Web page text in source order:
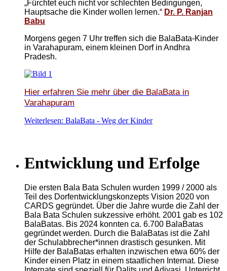
„Fürchtet euch nicht vor schlechten Bedingungen,
Hauptsache die Kinder wollen lernen.“ Dr. P. Ranjan
Babu
Morgens gegen 7 Uhr treffen sich die BalaBata-Kinder
in Varahapuram, einem kleinen Dorf in Andhra
Pradesh.
Hier erfahren Sie mehr über die BalaBata in
Varahapuram
Weiterlesen: BalaBata - Weg der Kinder
Entwicklung und Erfolge
Die ersten Bala Bata Schulen wurden 1999 / 2000 als
Teil des Dorfentwicklungskonzepts Vision 2020 von
CARDS gegründet. Über die Jahre wurde die Zahl der
Bala Bata Schulen sukzessive erhöht. 2001 gab es 102
BalaBatas. Bis 2024 konnten ca. 6.700 BalaBatas
gegründet werden. Durch die BalaBatas ist die Zahl
der Schulabbrecher*innen drastisch gesunken. Mit
Hilfe der BalaBatas erhalten inzwischen etwa 60% der
Kinder einen Platz in einem staatlichen Internat. Diese